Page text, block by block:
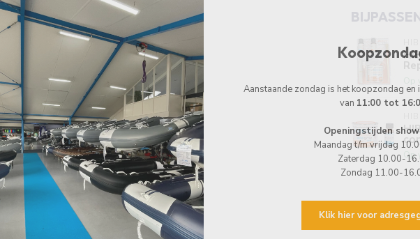
Op
Aanstaande zondag is het koopzondag
van 11:00 tot
Openingstijden
Maandag t/m vrijdag
Zaterdag 10.00-
Zondag 11.00-
Klik hier voor